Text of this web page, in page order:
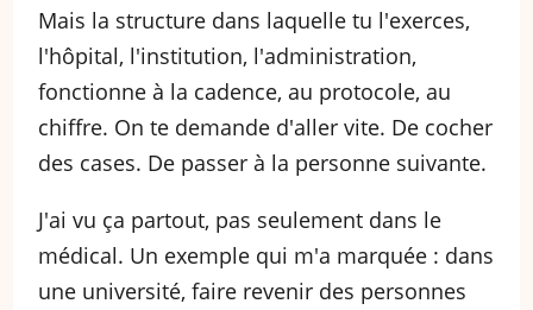
Mais la structure dans laquelle tu l'exerces,
l'hôpital, l'institution, l'administration,
fonctionne à la cadence, au protocole, au
chiffre. On te demande d'aller vite. De cocher
des cases. De passer à la personne suivante.
J'ai vu ça partout, pas seulement dans le
médical. Un exemple qui m'a marquée : dans
une université, faire revenir des personnes